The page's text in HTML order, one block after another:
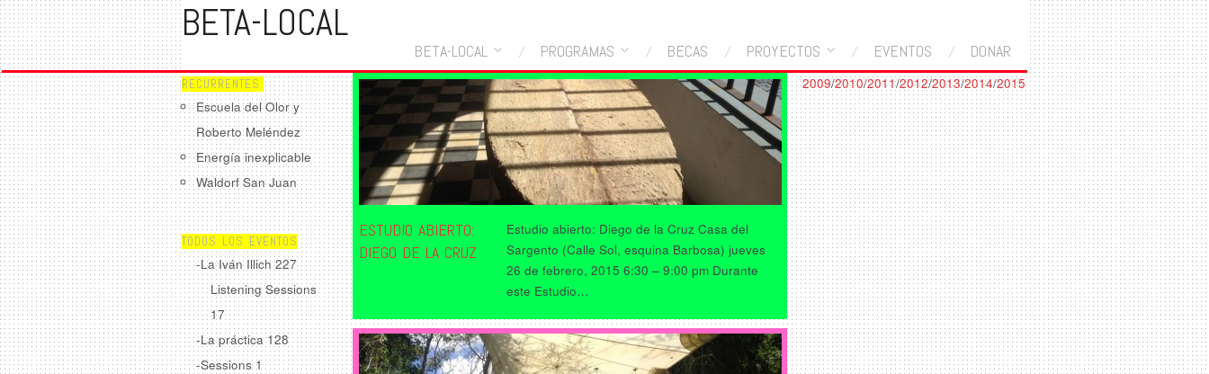
BETA-LOCAL
BETA-LOCAL PROGRAMAS BECAS PROYECTOS EVENTOS DONAR
RECURRENTES:
Escuela del Olor y
Roberto Meléndez
Energía inexplicable
Waldorf San Juan
TODOS LOS EVENTOS
-La Iván Illich227
Listening Sessions
17
-La práctica128
-Sessions 1
ESTUDIO ABIERTO:
DIEGO DE LA CRUZ
Estudio abierto: Diego de la Cruz Casa del
Sargento (Calle Sol, esquina Barbosa) jueves
26 de febrero, 2015 6:30 – 9:00 pm Durante
este Estudio…
2009/2010/2011/2012/2013/2014/2015